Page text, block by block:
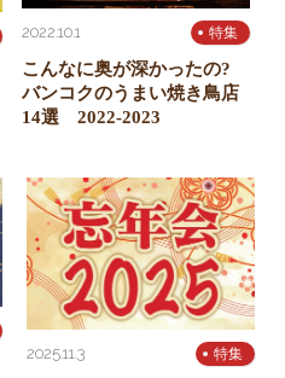
2022.10.1 特集
こんなに奥が深かったの?
バンコクのうまい焼き鳥店
14選 2022-2023
2025.11.3 特集